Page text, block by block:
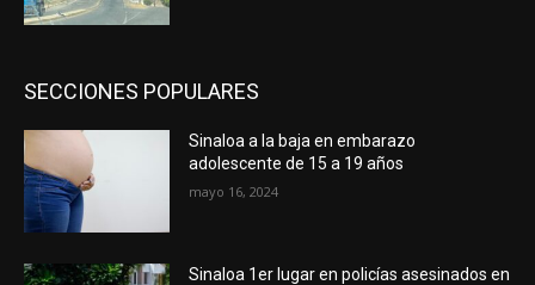
SECCIONES POPULARES
Sinaloa a la baja en embarazo
adolescente de 15 a 19 años
mayo 16, 2024
Sinaloa 1er lugar en policías asesinados en